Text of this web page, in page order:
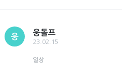
웅
웅돌프
23.02.15
일상